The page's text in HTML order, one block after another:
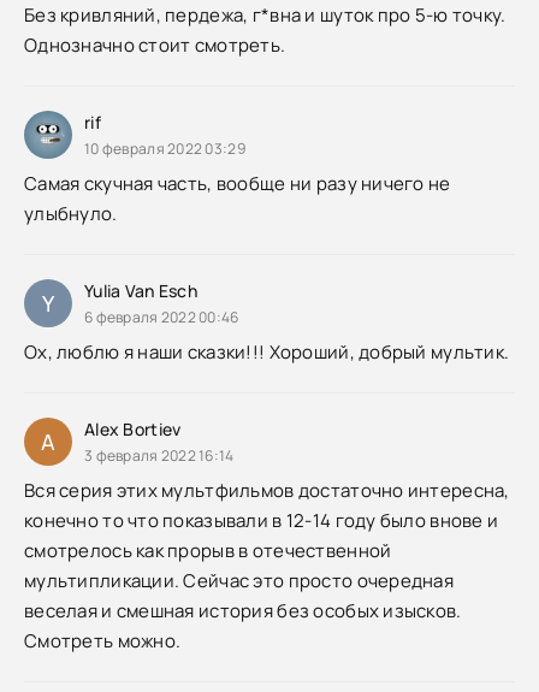
Без кривляний, пердежа, г*вна и шуток про 5-ю точку.
Однозначно стоит смотреть.
rif
10 февраля 2022 03:29
Самая скучная часть, вообще ни разу ничего не
улыбнуло.
Y Yulia Van Esch
6 февраля 2022 00:46
Ох, люблю я наши сказки!!! Хороший, добрый мультик.
A Alex Bortiev
3 февраля 2022 16:14
Вся серия этих мультфильмов достаточно интересна,
конечно то что показывали в 12-14 году было внове и
смотрелось как прорыв в отечественной
мультипликации. Сейчас это просто очередная
веселая и смешная история без особых изысков.
Смотреть можно.